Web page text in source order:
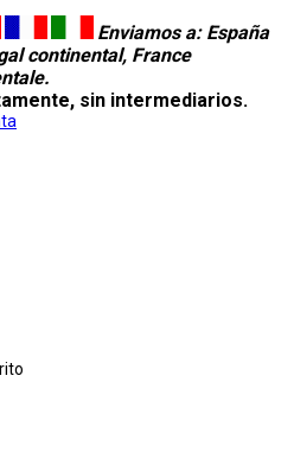
Enviamos a: España
continental, France
sin intermediarios.